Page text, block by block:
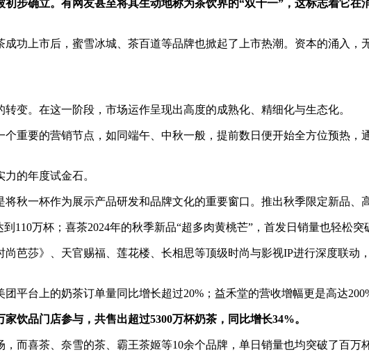
步确立。有网友甚至将其生动地称为茶饮界的“双十一”，这标志着它在
功上市后，蜜雪冰城、茶百道等品牌也掀起了上市热潮。资本的涌入，
变。在这一阶段，市场运作呈现出高度的成熟化、精细化与生态化。
个重要的营销节点，如同端午、中秋一般，提前数日便开始全方位预热，
的年度试金石。
秋一杯作为展示产品研发和品牌文化的重要窗口。推出秋季限定新品、
110万杯；喜茶2024年的秋季新品“超多肉黄桃芒”，首发日销量也轻松突
尚芭莎》、天官赐福、莲花楼、长相思等顶级时尚与影视IP进行深度联动
平台上的奶茶订单量同比增长超过20%；益禾堂的营收增幅更是高达
饮品门店参与，共售出超过5300万杯奶茶，同比增长34%。
而喜茶、奈雪的茶、霸王茶姬等10余个品牌，单日销量也均突破了百万